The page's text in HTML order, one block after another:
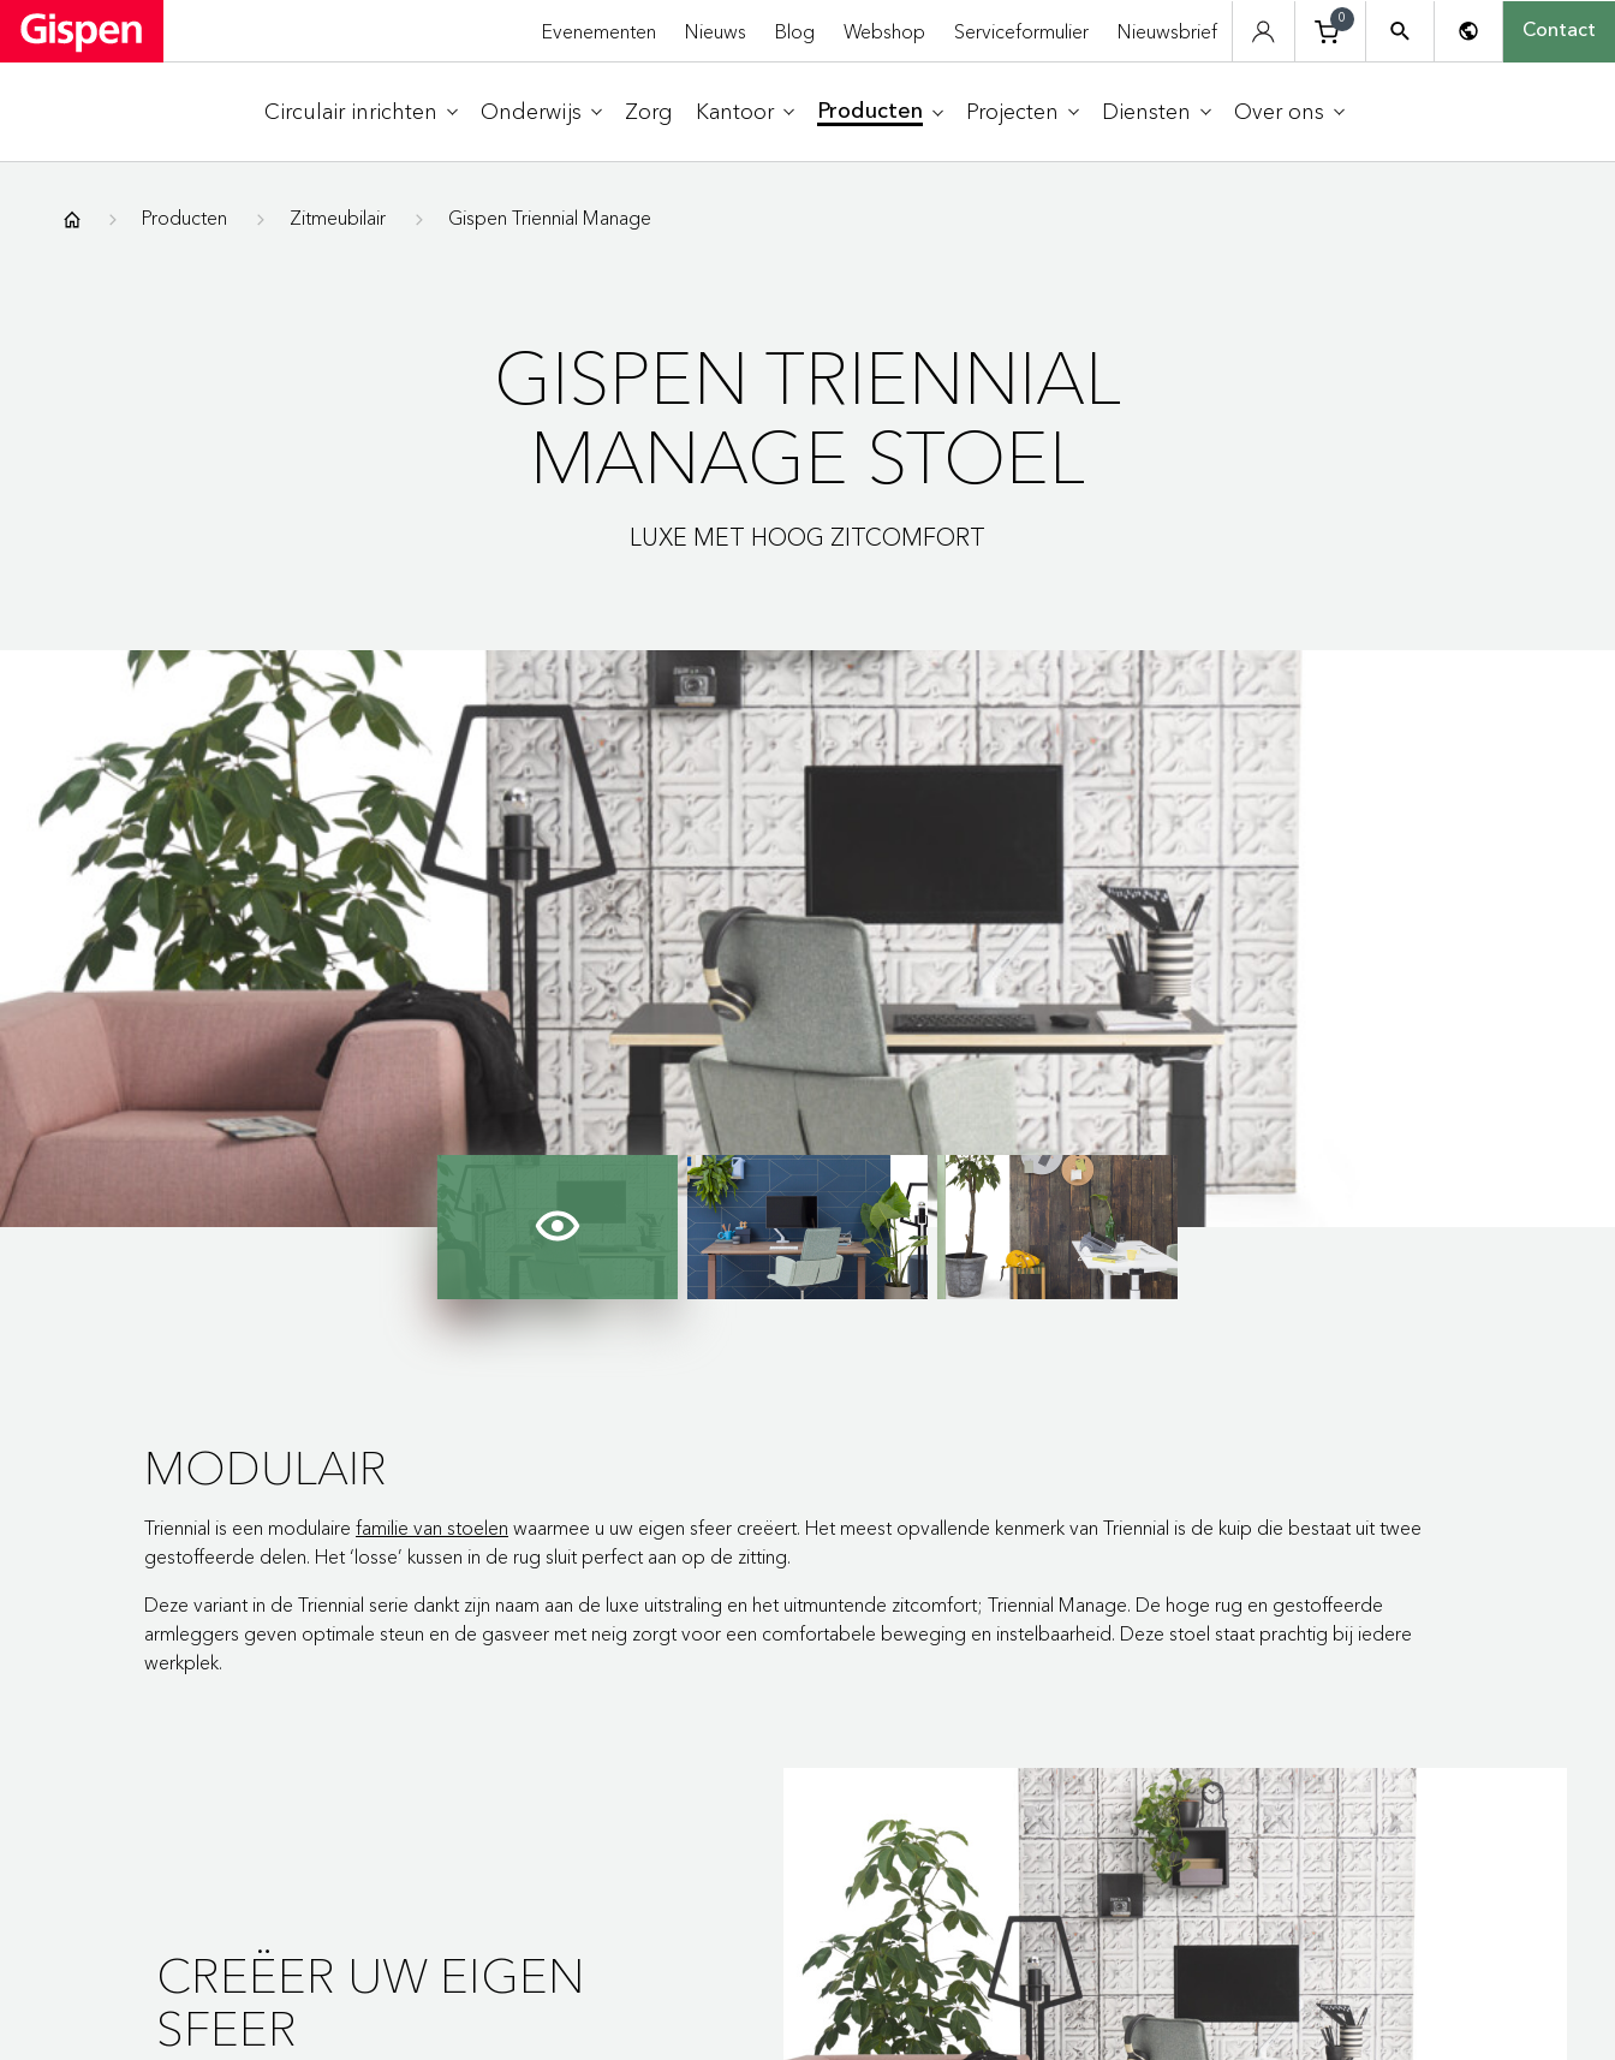
Evenementen Nieuws Blog Webshop Serviceformulier Nieuwsbrief
0
Contact
Circulair inrichten Onderwijs Zorg Kantoor Producten Projecten Diensten Over ons
Gispen Producten Zitmeubilair Gispen Triennial Manage
GISPEN TRIENNIAL
MANAGE STOEL
LUXE MET HOOG ZITCOMFORT
MODULAIR
Triennial is een modulaire familie van stoelen waarmee u uw eigen sfeer creëert. Het meest opvallende kenmerk van Triennial is de kuip die bestaat uit twee
gestoffeerde delen. Het ‘losse’ kussen in de rug sluit perfect aan op de zitting.
Deze variant in de Triennial serie dankt zijn naam aan de luxe uitstraling en het uitmuntende zitcomfort; Triennial Manage. De hoge rug en gestoffeerde
armleggers geven optimale steun en de gasveer met neig zorgt voor een comfortabele beweging en instelbaarheid. Deze stoel staat prachtig bij iedere
werkplek.
CREËER UW EIGEN
SFEER